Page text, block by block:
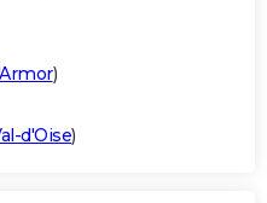
)
d'Oise)